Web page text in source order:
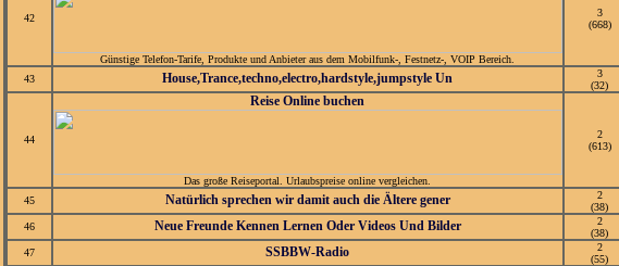
42
Günstige Telefon-Tarife, Produkte und Anbieter aus dem Mobilfunk-, Festnetz-, VOIP Bereich.
3
(668)
43 House,Trance,techno,electro,hardstyle,jumpstyle Un
3
(32)
44
Reise Online buchen
Das große Reiseportal. Urlaubspreise online vergleichen.
2
(613)
45 Natürlich sprechen wir damit auch die Ältere gener
2
(38)
46
Neue Freunde Kennen Lernen Oder Videos Und Bilder
2
(38)
47
SSBBW-Radio
2
(55)